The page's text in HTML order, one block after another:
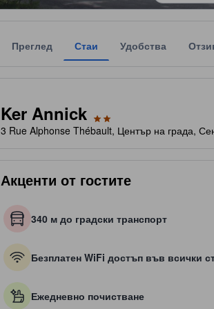
Преглед Стаи Удобства
Ker Annick
3 Rue Alphonse Thébault, Център на града,
Акценти от гостите
340 м до градски транспорт
Безплатен WiFi достъп във всички
Ежедневно почистване